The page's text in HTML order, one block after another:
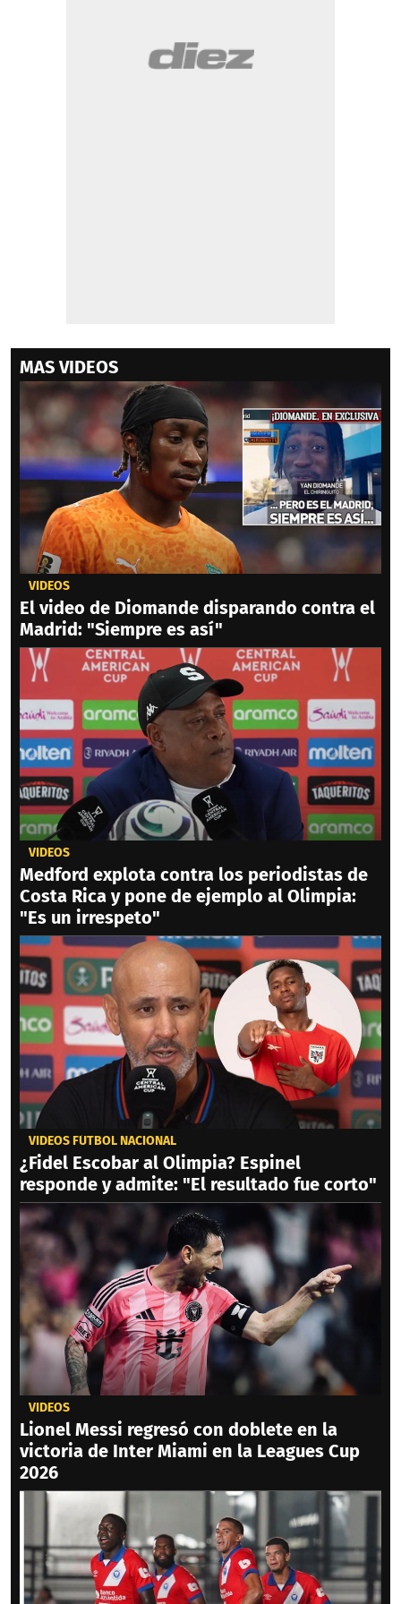
MAS VIDEOS
VIDEOS
El video de Diomande disparando contra el
Madrid: "Siempre es así"
VIDEOS
Medford explota contra los periodistas de
Costa Rica y pone de ejemplo al Olimpia:
"Es un irrespeto"
VIDEOS FÚTBOL NACIONAL
¿Fidel Escobar al Olimpia? Espinel
responde y admite: "El resultado fue corto"
VIDEOS
Lionel Messi regresó con doblete en la
victoria de Inter Miami en la Leagues Cup
2026